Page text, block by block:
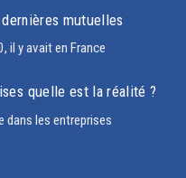
mutuelles
il y avait en France
quelle est la réalité ?
dans les entreprises